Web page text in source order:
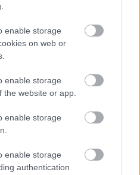
enable storage
on web or
enable storage
the website or app.
enable storage
enable storage
authentication
útban, amit fel kell
a megoldás, az
Az azonos neműek
éppen úgy
a sírt a
szerepek, se
együttműködés, se
EMBER ELVESZIK! MI
MAJD AZ ÁLLAM
A JÓ! MIT